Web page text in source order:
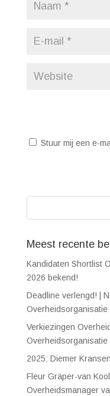
Stuur mij een e-
Meest recente
Kandidaten Shortlist
2026 bekend!
Deadline verlengd! |
Verkiezingen
2025: Diemer Kransen
Fleur Gräper-van
Overheidsmanager